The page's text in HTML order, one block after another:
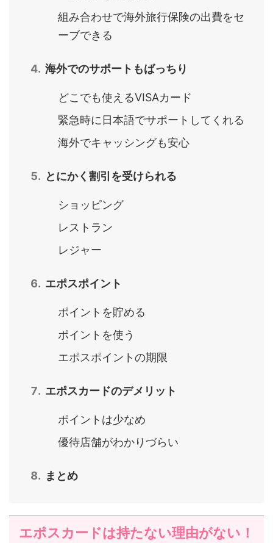
組み合わせで海外旅行保険の出費をセ
ーブできる
海外でのサポートもばっちり
どこでも使えるVISAカード
緊急時に日本語でサポートしてくれる
海外でキャッシングも安心
とにかく割引を受けられる
ショッピング
レストラン
レジャー
エポスポイント
ポイントを貯める
ポイントを使う
エポスポイントの期限
エポスカードのデメリット
ポイントは少なめ
優待店舗がわかりづらい
まとめ
エポスカードは持たない理由がない！